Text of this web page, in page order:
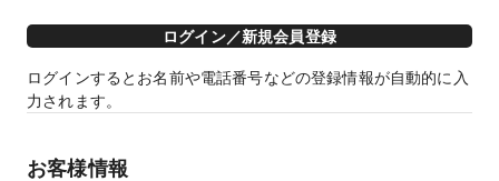
ログイン／新規会員登録
ログインするとお名前や電話番号などの登録情報が自動的に入
力されます。
お客様情報